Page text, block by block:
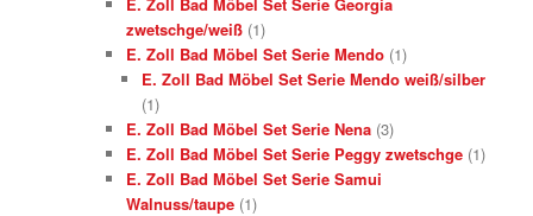
zwetschge/weiß (1)
E. Zoll Bad Möbel Set Serie Mendo (1)
E. Zoll Bad Möbel Set Serie Mendo weiß/silber
(1)
E. Zoll Bad Möbel Set Serie Nena (3)
E. Zoll Bad Möbel Set Serie Peggy zwetschge (1)
E. Zoll Bad Möbel Set Serie Samui
Walnuss/taupe (1)